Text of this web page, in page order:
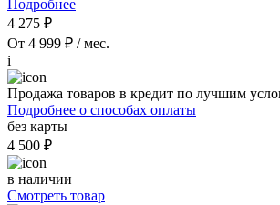
Подробнее
4 275 ₽
От 4 999 ₽ / мес.
i
Продажа товаров в кредит по лучшим
Подробнее о способах оплаты
без карты
4 500 ₽
в наличии
Смотреть товар